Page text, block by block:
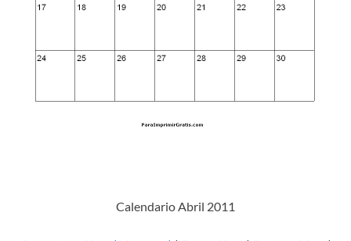
Calendario Abril 2011